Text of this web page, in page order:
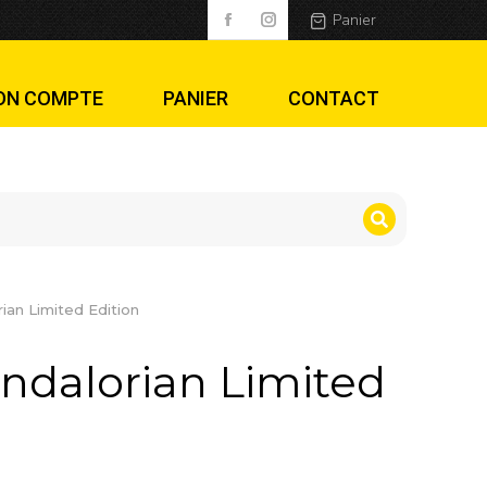
Edition Panier
COMPTE PANIER CONTACT
Limited Edition
Limited